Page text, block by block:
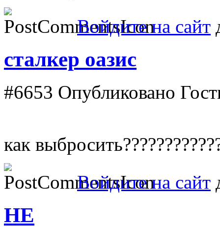
Войдите на сайт
сталкер оазис
#6653 Опубликовано
как
Войдите на сайт
НЕ